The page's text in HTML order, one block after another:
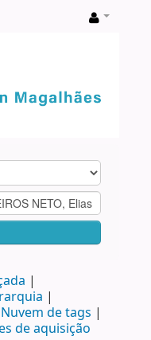
Nuvem de tags
de aquisição